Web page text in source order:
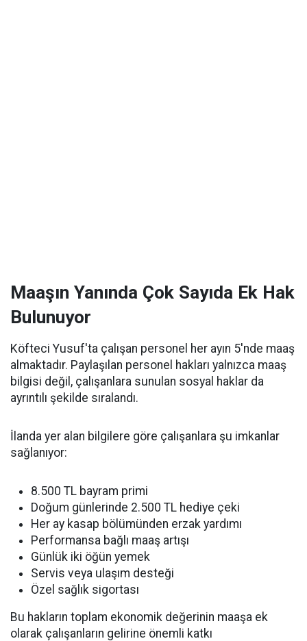
Maaşın Yanında Çok Sayıda Ek Hak
Bulunuyor
Köfteci Yusuf'ta çalışan personel her ayın 5'nde maaş
almaktadır. Paylaşılan personel hakları yalnızca maaş
bilgisi değil, çalışanlara sunulan sosyal haklar da
ayrıntılı şekilde sıralandı.
İlanda yer alan bilgilere göre çalışanlara şu imkanlar
sağlanıyor:
8.500 TL bayram primi
Doğum günlerinde 2.500 TL hediye çeki
Her ay kasap bölümünden erzak yardımı
Performansa bağlı maaş artışı
Günlük iki öğün yemek
Servis veya ulaşım desteği
Özel sağlık sigortası
Bu hakların toplam ekonomik değerinin maaşa ek
olarak çalışanların gelirine önemli katkı